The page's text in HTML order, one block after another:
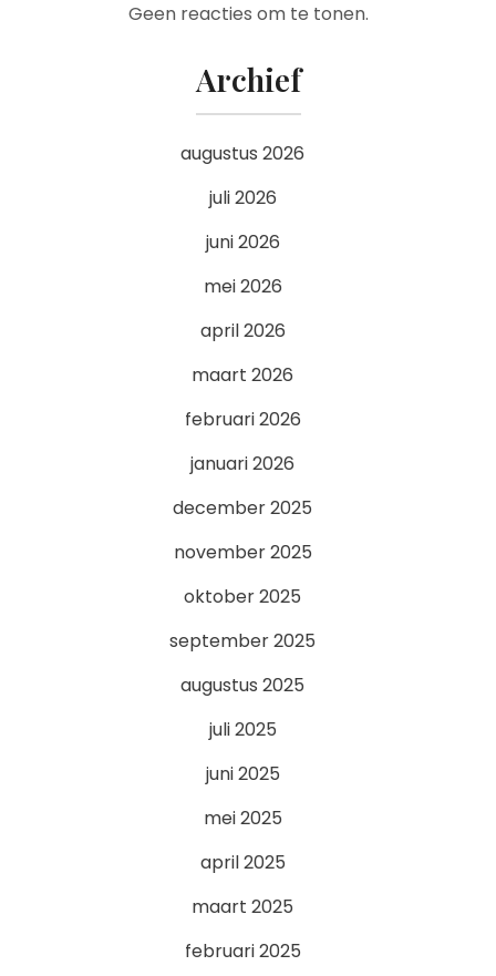
Geen reacties om te tonen.
Archief
augustus 2026
juli 2026
juni 2026
mei 2026
april 2026
maart 2026
februari 2026
januari 2026
december 2025
november 2025
oktober 2025
september 2025
augustus 2025
juli 2025
juni 2025
mei 2025
april 2025
maart 2025
februari 2025